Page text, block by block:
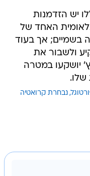
יש הזדמנות
האחד של
בשמיים; אך בעוד
ולשבור את
יושקעו במטרה
שלו.
נבחרת קרואטיה